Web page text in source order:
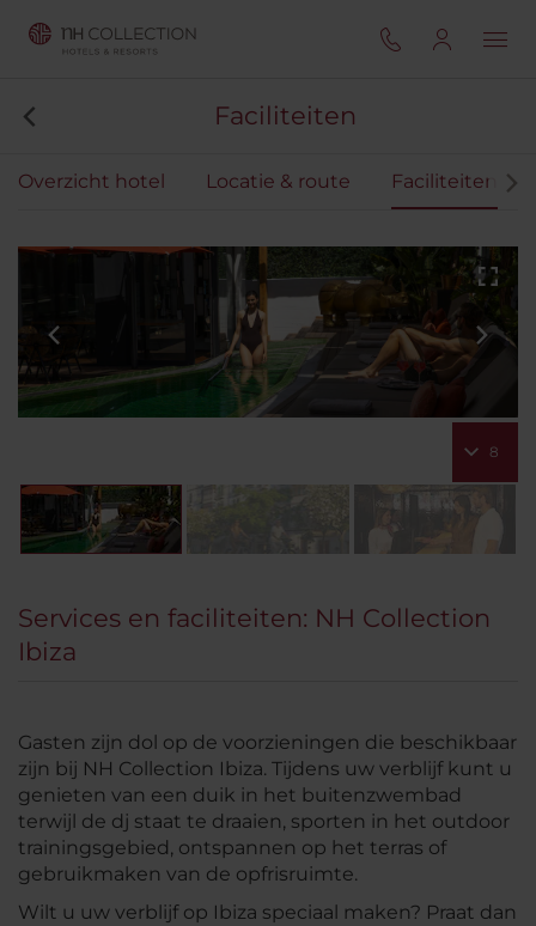
Faciliteiten
Overzicht hotel Locatie & route Faciliteiten
8
Services en faciliteiten: NH Collection
Ibiza
Gasten zijn dol op de voorzieningen die beschikbaar
zijn bij NH Collection Ibiza. Tijdens uw verblijf kunt u
genieten van een duik in het buitenzwembad
terwijl de dj staat te draaien, sporten in het outdoor
trainingsgebied, ontspannen op het terras of
gebruikmaken van de opfrisruimte.
Wilt u uw verblijf op Ibiza speciaal maken? Praat dan